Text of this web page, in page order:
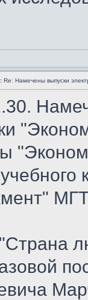
Re: Намечены выпуски